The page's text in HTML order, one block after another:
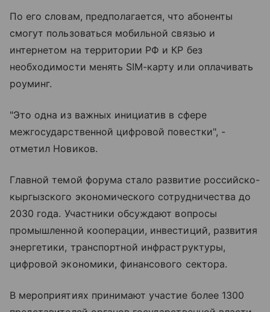
По его словам, предполагается, что абоненты
смогут пользоваться мобильной связью и
интернетом на территории РФ и КР без
необходимости менять SIM-карту или оплачивать
роуминг.
"Это одна из важных инициатив в сфере
межгосударственной цифровой повестки", -
отметил Новиков.
Главной темой форума стало развитие российско-
кыргызского экономического сотрудничества до
2030 года. Участники обсуждают вопросы
промышленной кооперации, инвестиций, развития
энергетики, транспортной инфраструктуры,
цифровой экономики, финансового сектора.
В мероприятиях принимают участие более 1300